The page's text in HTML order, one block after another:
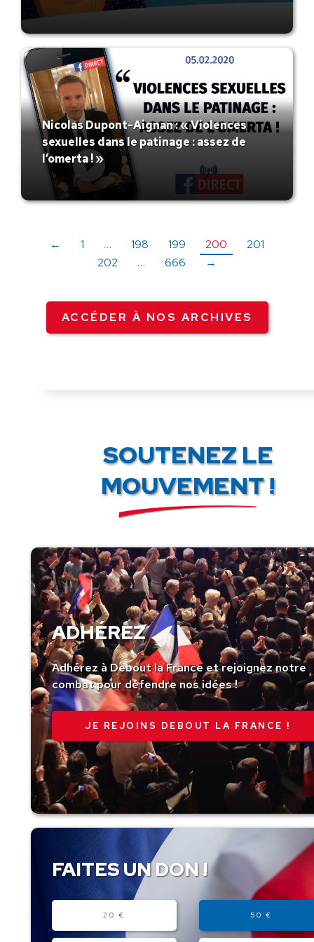
Nicolas Dupont-Aignan : « Violences
sexuelles dans le patinage : assez de
l’omerta ! »
← 1 … 198 199 200
201
202
… 666 →
ACCÉDER À NOS ARCHIVES
SOUTENEZ LE
MOUVEMENT !
ADHÉREZ
Adhérez à Debout la France et rejoignez notre
combat pour défendre nos idées !
JE REJOINS DEBOUT LA FRANCE !
FAITES UN DON !
20 € 50 €